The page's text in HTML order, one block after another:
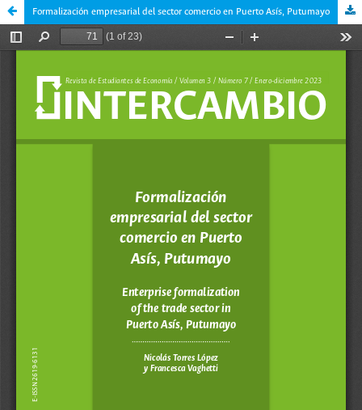
Formalización empresarial del sector comercio en Puerto Asís, Putumayo